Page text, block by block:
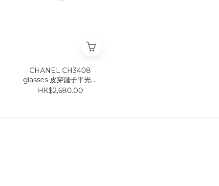
CHANEL CH3408
glasses 皮穿鏈子平光眼
鏡
HK$2,680.00